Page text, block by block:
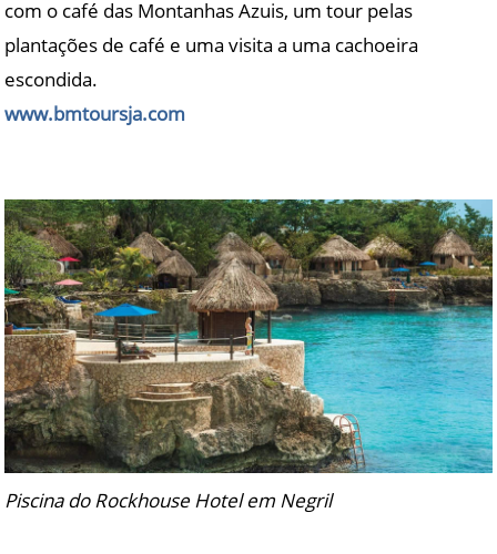
com o café das Montanhas Azuis, um tour pelas
plantações de café e uma visita a uma cachoeira
escondida.
www.bmtoursja.com
Piscina do Rockhouse Hotel em Negril